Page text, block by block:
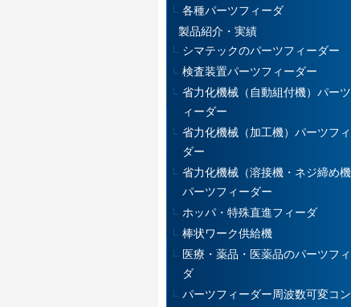
各種パーツフィーダ
製品紹介・実績
シマテックのパーツフィーダー
検査装置パーツフィーダー
省力化機械（自動組付機）パー
ィーダー
省力化機械（加工機）パーツフ
ダー
省力化機械（溶接機・ネジ締め機
パーツフィーダー
ホッパ・特殊直進フィーダ
棒状ワーク供給機
医療・薬品・医薬品のパーツフ
ダ
パーツフィーダー周波数可変コン